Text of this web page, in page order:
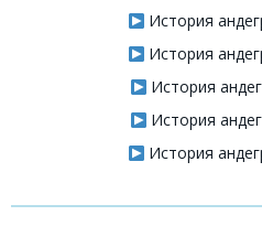
История
История
История
История
История